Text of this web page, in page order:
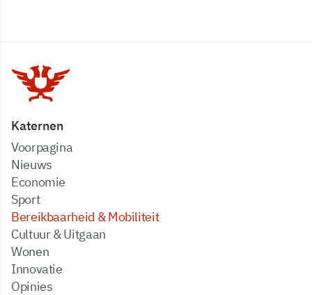
Katernen
Voorpagina
Nieuws
Economie
Sport
Bereikbaarheid & Mobiliteit
Cultuur & Uitgaan
Wonen
Innovatie
Opinies